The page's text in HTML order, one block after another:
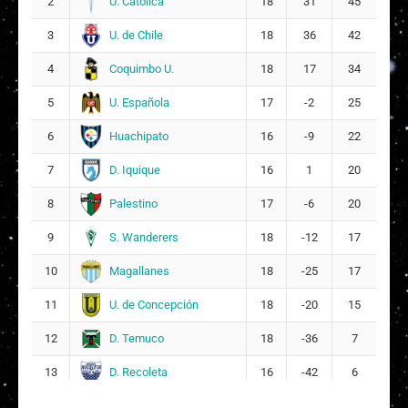
Ivette Michelle Olivares Sepúlveda
10
26 Isidora Belén León González
Dominique Mariana Larenas Olivares
3 U. de Chile 18 36 42
4 Coquimbo U. 18 17 34
5 U. Española 17 -2 25
6 Huachipato 16 -9 22
7 D. Iquique 16 1 20
8 Palestino 17 -6 20
9 S. Wanderers 18 -12 17
10 Magallanes 18 -25 17
11 U. de Concepción 18 -20 15
12 D. Temuco 18 -36 7
13 D. Recoleta 16 -42 6